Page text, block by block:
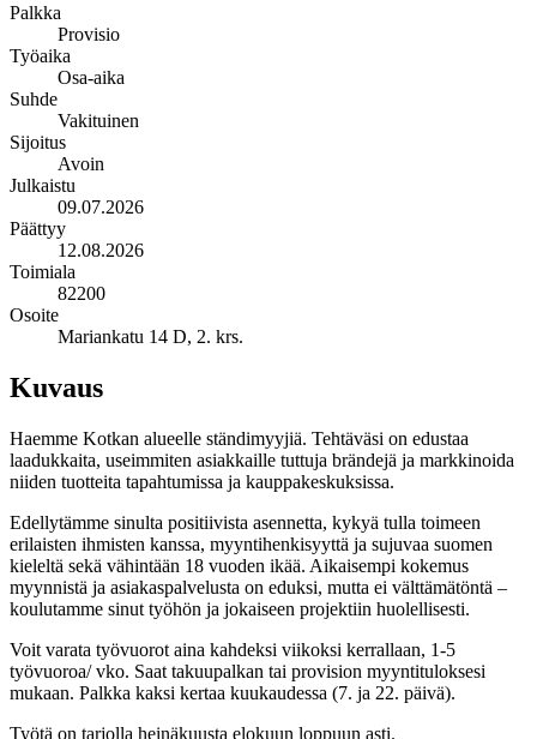
Palkka
Provisio
Työaika
Osa-aika
Suhde
Vakituinen
Sijoitus
Avoin
Julkaistu
09.07.2026
Päättyy
12.08.2026
Toimiala
82200
Osoite
Mariankatu 14 D, 2. krs.
Kuvaus
Haemme Kotkan alueelle ständimyyjiä. Tehtäväsi on edustaa
laadukkaita, useimmiten asiakkaille tuttuja brändejä ja markkinoida
niiden tuotteita tapahtumissa ja kauppakeskuksissa.
Edellytämme sinulta positiivista asennetta, kykyä tulla toimeen
erilaisten ihmisten kanssa, myyntihenkisyyttä ja sujuvaa suomen
kieleltä sekä vähintään 18 vuoden ikää. Aikaisempi kokemus
myynnistä ja asiakaspalvelusta on eduksi, mutta ei välttämätöntä –
koulutamme sinut työhön ja jokaiseen projektiin huolellisesti.
Voit varata työvuorot aina kahdeksi viikoksi kerrallaan, 1-5
työvuoroa/ vko. Saat takuupalkan tai provision myyntituloksesi
mukaan. Palkka kaksi kertaa kuukaudessa (7. ja 22. päivä).
Työtä on tarjolla heinäkuusta elokuun loppuun asti.